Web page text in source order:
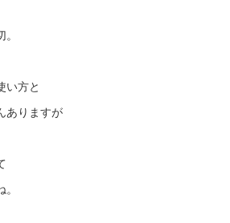
い方と
ありますが